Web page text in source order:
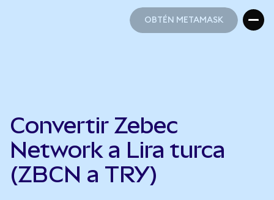
OBTÉN METAMASK
Convertir Zebec
Network a Lira turca
(ZBCN a TRY)